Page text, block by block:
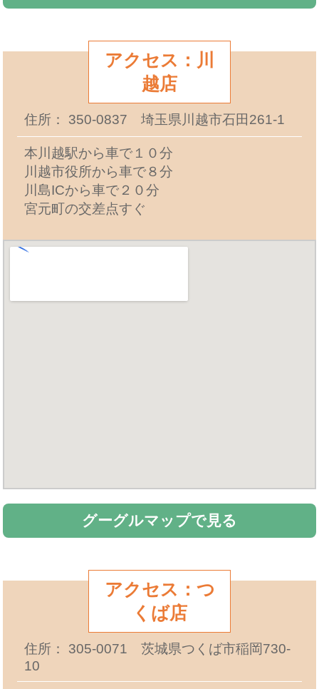
アクセス：川
越店
住所： 350-0837 埼玉県川越市石田261-1
本川越駅から車で１０分
川越市役所から車で８分
川島ICから車で２０分
宮元町の交差点すぐ
グーグルマップで見る
アクセス：つ
くば店
住所： 305-0071 茨城県つくば市稲岡730-
10